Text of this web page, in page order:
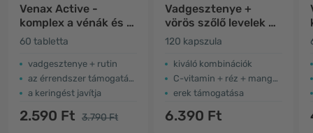
Venax Active -
komplex a vénák és a
vérkeringés számára
60 tabletta
vadgesztenye + rutin
az érrendszer támogatására
a keringést javítja
2.590 Ft 3.790 Ft
Vadgesztenye +
vörös szőlő levelek +
hajdina
120 kapszula
kiváló kombinációk
C-vitamin + réz + mangán
erek támogatása
6.390 Ft